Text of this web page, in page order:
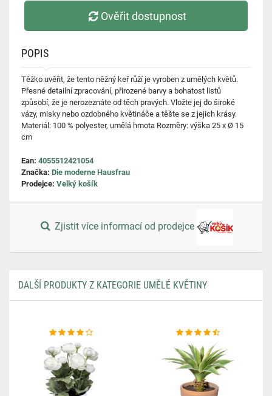
Ověřit dostupnost
POPIS
Těžko uvěřit, že tento něžný keř růží je vyroben z umělých květů.
Přesné detailní zpracování, přirozené barvy a bohatost listů
způsobí, že je nerozeznáte od těch pravých. Vložte jej do široké
vázy, misky nebo ozdobného květináče a těšte se z jejich krásy.
Materiál: 100 % polyester, umělá hmota Rozměry: výška 25 x Ø 15
cm
Ean: 4055512421054
Značka: Die moderne Hausfrau
Prodejce: Velký košík
Zjistit více informací od prodejce
DALŠÍ PRODUKTY Z KATEGORIE UMĚLÉ KVĚTINY